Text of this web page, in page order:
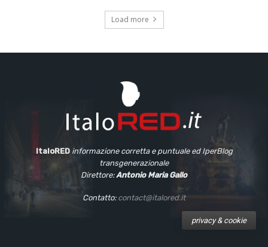
Load more
ItaloRED informazione corretta e puntuale ed IperBlog
transgenerazionale
Direttore:Antonio Maria Gallo
Contatto: contact@italored.it
privacy & cookie